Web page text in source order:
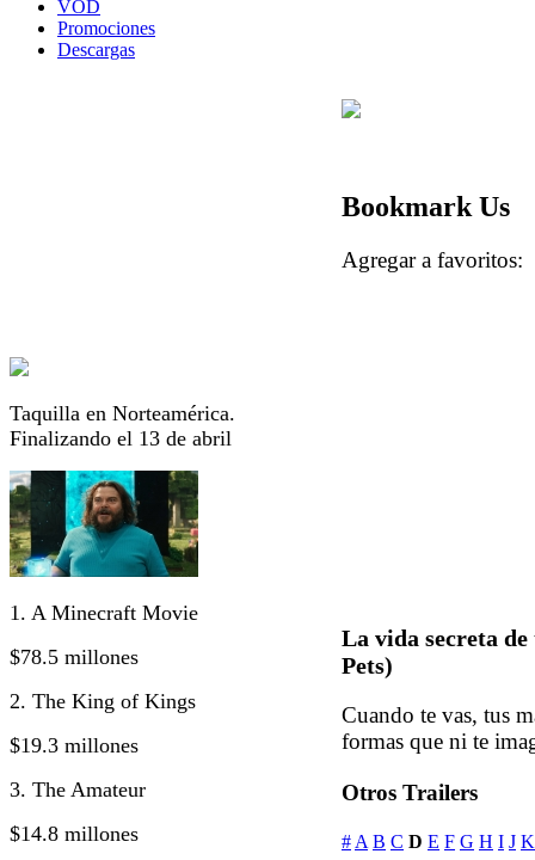
VOD
Promociones
Descargas
Taquilla en Norteamérica.
Finalizando el 13 de abril
1. A Minecraft Movie
$78.5 millones
2. The King of Kings
$19.3 millones
3. The Amateur
$14.8 millones
Bookmark Us
Agregar a
La vida secreta
Pets)
Cuando te vas, tus
formas que ni te
Otros Trailers
# A B C D E F G H I J K